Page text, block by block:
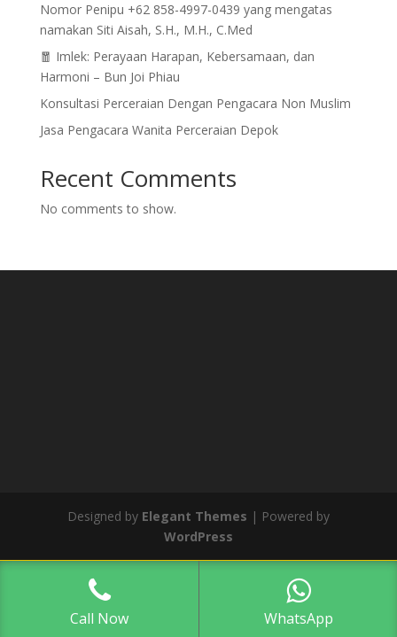
Nomor Penipu +62 858-4997-0439 yang mengatas
namakan Siti Aisah, S.H., M.H., C.Med
🧧 Imlek: Perayaan Harapan, Kebersamaan, dan
Harmoni – Bun Joi Phiau
Konsultasi Perceraian Dengan Pengacara Non Muslim
Jasa Pengacara Wanita Perceraian Depok
Recent Comments
No comments to show.
Designed by Elegant Themes | Powered by
WordPress
Call Now WhatsApp